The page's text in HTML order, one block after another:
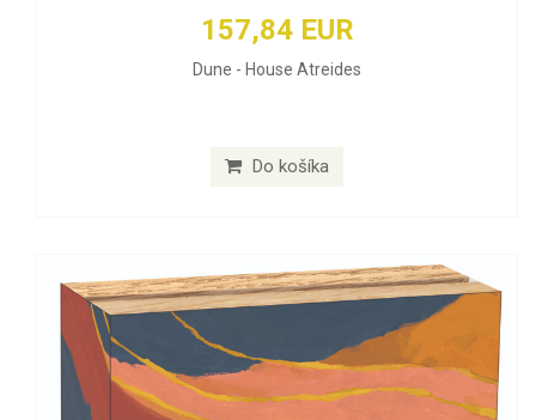
157,84 EUR
Dune - House Atreides
Do košíka